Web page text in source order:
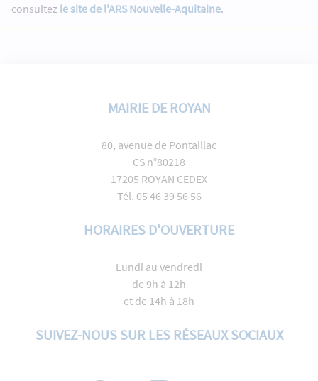
consultez le site de l'ARS Nouvelle-Aquitaine.
MAIRIE DE ROYAN
80, avenue de Pontaillac
CS n°80218
17205 ROYAN CEDEX
Tél. 05 46 39 56 56
HORAIRES D'OUVERTURE
Lundi au vendredi
de 9h à 12h
et de 14h à 18h
SUIVEZ-NOUS SUR LES RÉSEAUX SOCIAUX